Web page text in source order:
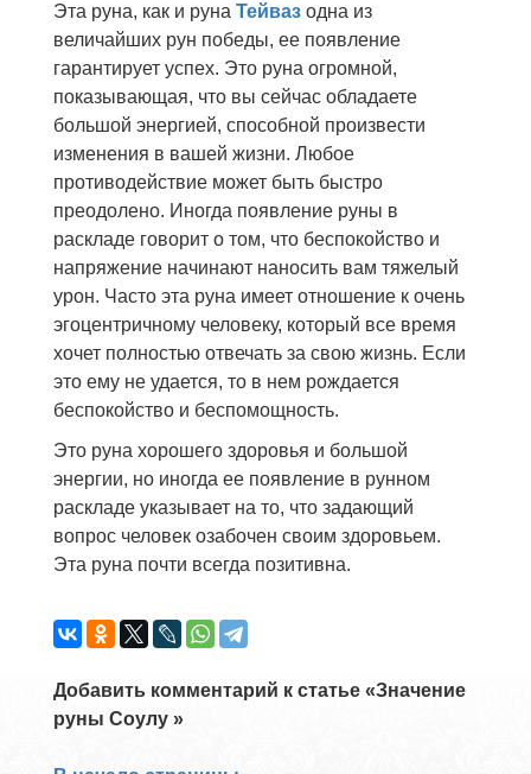
Эта руна, как и руна Тейваз одна из
величайших рун победы, ее появление
гарантирует успех. Это руна огромной,
показывающая, что вы сейчас обладаете
большой энергией, способной произвести
изменения в вашей жизни. Любое
противодействие может быть быстро
преодолено. Иногда появление руны в
раскладе говорит о том, что беспокойство и
напряжение начинают наносить вам тяжелый
урон. Часто эта руна имеет отношение к очень
эгоцентричному человеку, который все время
хочет полностью отвечать за свою жизнь. Если
это ему не удается, то в нем рождается
беспокойство и беспомощность.
Это руна хорошего здоровья и большой
энергии, но иногда ее появление в рунном
раскладе указывает на то, что задающий
вопрос человек озабочен своим здоровьем.
Эта руна почти всегда позитивна.
Добавить комментарий к статье «Значение
руны Соулу »